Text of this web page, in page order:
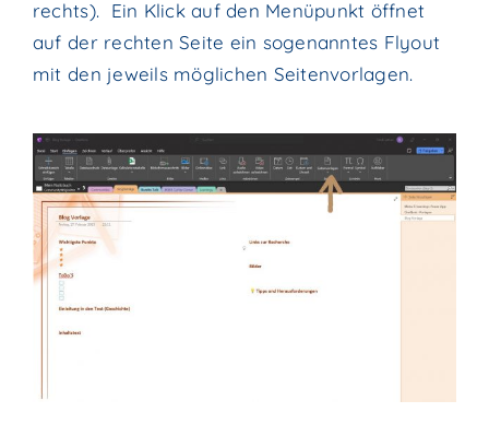
rechts). Ein Klick auf den Menüpunkt öffnet
auf der rechten Seite ein sogenanntes Flyout
mit den jeweils möglichen Seitenvorlagen.